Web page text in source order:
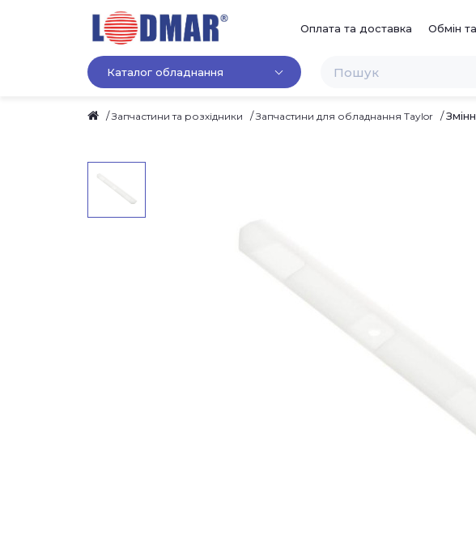
Оплата та доставка Обмін
Каталог обладнання
Запчастини та розхідники Запчастини для обладнання Taylor